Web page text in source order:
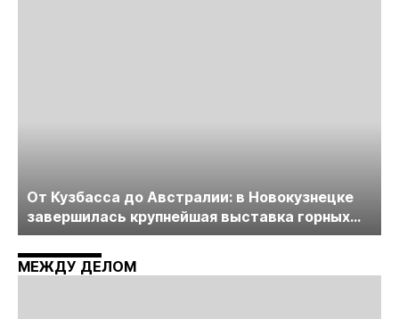
От Кузбасса до Австралии: в Новокузнецке
завершилась крупнейшая выставка горных
технологий «Недра России. Уголь России и
Майнинг»
МЕЖДУ ДЕЛОМ